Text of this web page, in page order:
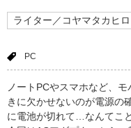
ライター／コヤマタカヒロ
PC
ノートPCやスマホなど、
きに欠かせないのが電源の
に電池が切れて…なんてこ